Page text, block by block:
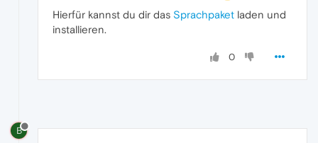
Hierfür kannst du dir das Sprachpaket laden und
installieren.
0
B